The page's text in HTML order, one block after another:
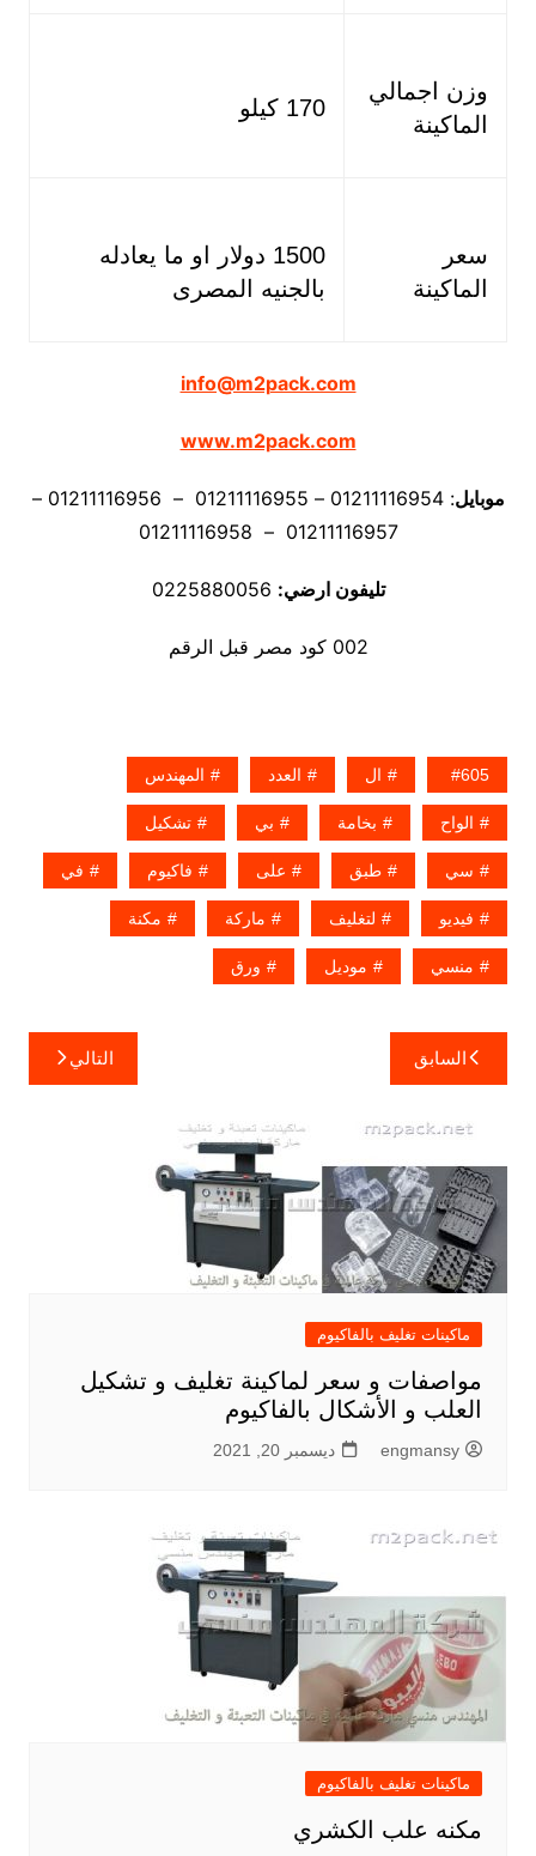
وزن اجمالي
الماكينة
170 كيلو
سعر
الماكينة
1500 دولار او ما يعادله
بالجنيه المصرى
info@m2pack.com
www.m2pack.com
موبايل
: 01211116954 – 01211116955 – 01211116956 –
01211116957 – 01211116958
تليفون ارضي:
002 كود مصر قبل الرقم
605 ال العدد المهندس
الواح بخامة بي تشكيل
سي طبق على فاكيوم في
فيديو لتغليف ماركة مكنة
منسي موديل ورق
تصفّح
المقالات
السابق التالي
ماكينات تغليف بالفاكيوم
مواصفات و سعر لماكينة تغليف و تشكيل
العلب و الأشكال بالفاكيوم
engmansy ديسمبر 20, 2021
ماكينات تغليف بالفاكيوم
مكنه علب الكشري